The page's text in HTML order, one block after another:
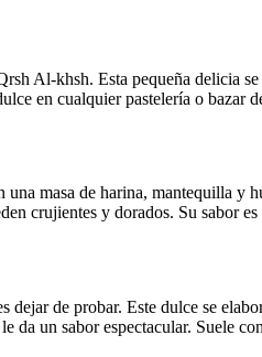
Al-khsh. Esta pequeña delicia
en cualquier pastelería o
masa de harina, mantequilla y
crujientes y dorados. Su sabor
de probar. Este dulce se
da un sabor espectacular. Suele